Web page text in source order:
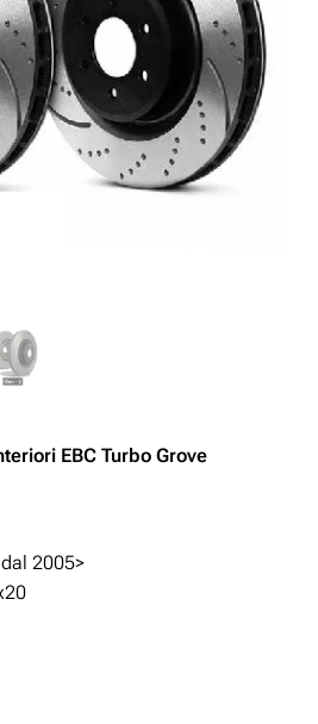
EBC Turbo Grove
2005>